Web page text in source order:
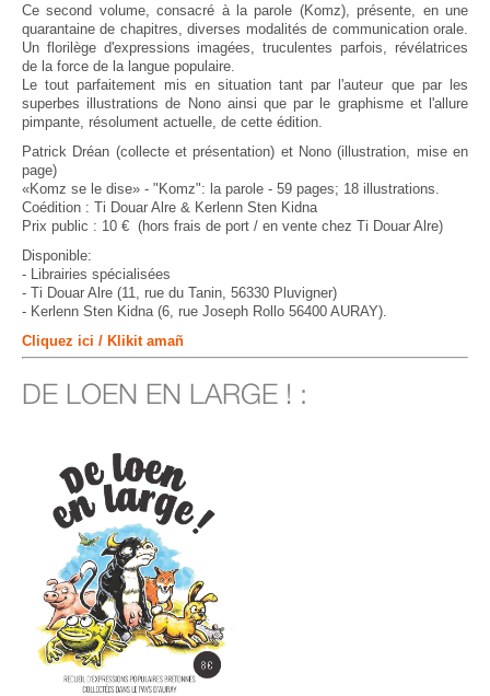
Ce second volume, consacré à la parole (Komz), présente, en une
quarantaine de chapitres, diverses modalités de communication orale.
Un florilège d'expressions imagées, truculentes parfois, révélatrices
de la force de la langue populaire.
Le tout parfaitement mis en situation tant par l'auteur que par les
superbes illustrations de Nono ainsi que par le graphisme et l'allure
pimpante, résolument actuelle, de cette édition.
Patrick Dréan (collecte et présentation) et Nono (illustration, mise en
page)
«Komz se le dise» - "Komz": la parole - 59 pages; 18 illustrations.
Coédition : Ti Douar Alre & Kerlenn Sten Kidna
Prix public : 10 € (hors frais de port / en vente chez Ti Douar Alre)
Disponible:
- Librairies spécialisées
- Ti Douar Alre (11, rue du Tanin, 56330 Pluvigner)
- Kerlenn Sten Kidna (6, rue Joseph Rollo 56400 AURAY).
Cliquez ici / Klikit amañ
DE LOEN EN LARGE ! :